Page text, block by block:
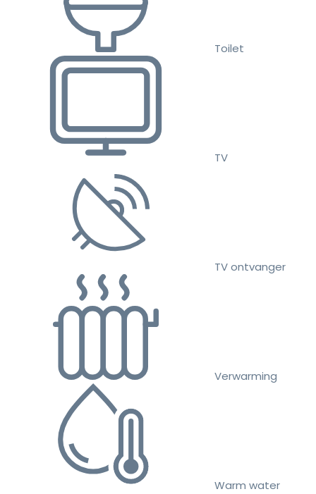
Toilet
TV
TV ontvanger
Verwarming
Warm water